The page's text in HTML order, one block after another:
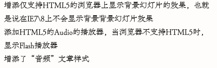
增添仅支持HTML5的浏览器上显示背景幻灯片的效果，也就
是说在IE7\8上不会显示背景背景幻灯片效果
添加HTML5的Audio的播放器，当浏览器不支持HTML5时，
显示Flash播放器
增添了“音频”文章样式